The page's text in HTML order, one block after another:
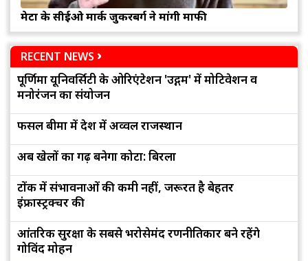
मेटा के सीईओ मार्क जुकरबर्ग ने मांगी माफी
RECENT NEWS
पूर्णिमा यूनिवर्सिटी के ओरिएंटेशन 'उद्गम' में मोटिवेशन व
मनोरंजन का संयोजन
फसल बीमा में देश में अव्वल राजस्थान
अब खेलों का गढ़ बनेगा कोटा: बिरला
टोंक में संभावनाओं की कमी नहीं, जरूरत है बेहतर
इंफ्रास्ट्रक्चर की
आंतरिक सुरक्षा के सबसे भरोसेमंद रणनीतिकार बने रहेंगे
गोविंद मोहन